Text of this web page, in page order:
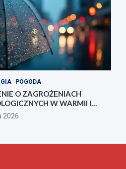
POGODA
O ZAGROŻENIACH
W WARMII I
2026